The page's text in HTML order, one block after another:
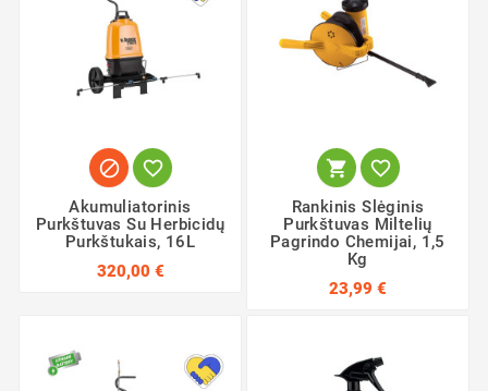
 
Akumuliatorinis
Purkštuvas Su Herbicidų
Purkštukais, 16L
320,00 €
 
Rankinis Slėginis
Purkštuvas Miltelių
Pagrindo Chemijai, 1,5
Kg
23,99 €